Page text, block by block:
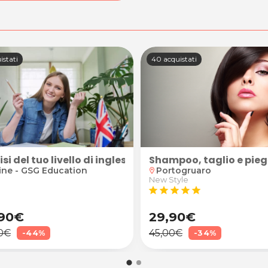
del tuo livello di inglese online
- GSG Education
-44%
40 acquistati
Shampoo, taglio e
location_on Portogruaro
New Style
star star star star star
29,90€
45,00€ -34%